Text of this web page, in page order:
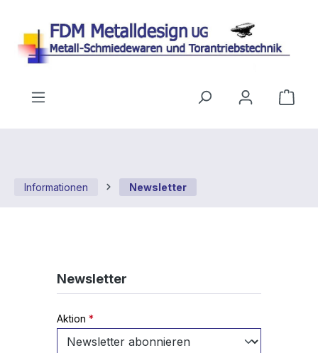
Informationen Newsletter
Newsletter
Aktion *